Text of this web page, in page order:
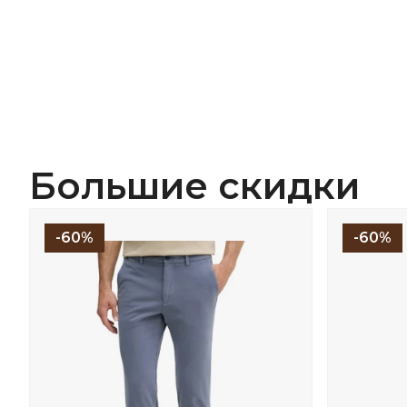
Большие скидки
-60% -60%